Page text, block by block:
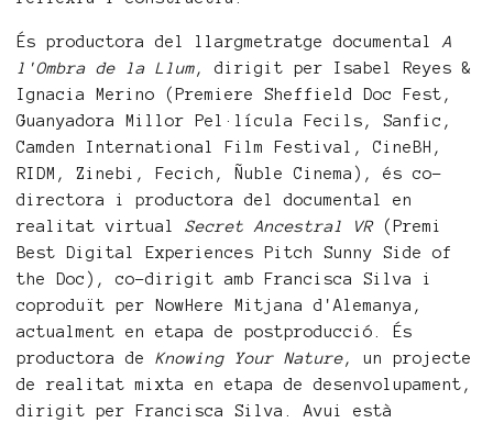
És productora del llargmetratge documental A
l'Ombra de la Llum, dirigit per Isabel Reyes &
Ignacia Merino (Premiere Sheffield Doc Fest,
Guanyadora Millor Pel·lícula Fecils, Sanfic,
Camden International Film Festival, CineBH,
RIDM, Zinebi, Fecich, Ñuble Cinema), és co-
directora i productora del documental en
realitat virtual Secret Ancestral VR(Premi
Best Digital Experiences Pitch Sunny Side of
the Doc), co-dirigit amb Francisca Silva i
coproduït per NowHere Mitjana d'Alemanya,
actualment en etapa de postproducció. És
productora de Knowing Your Nature, un projecte
de realitat mixta en etapa de desenvolupament,
dirigit per Francisca Silva. Avui està